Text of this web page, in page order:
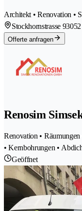
Architekt • Renovation •
Stockhornstrasse 9
Offerte anfragen
Renosim
Renovation •
• Kernbohrungen •
Geöffnet